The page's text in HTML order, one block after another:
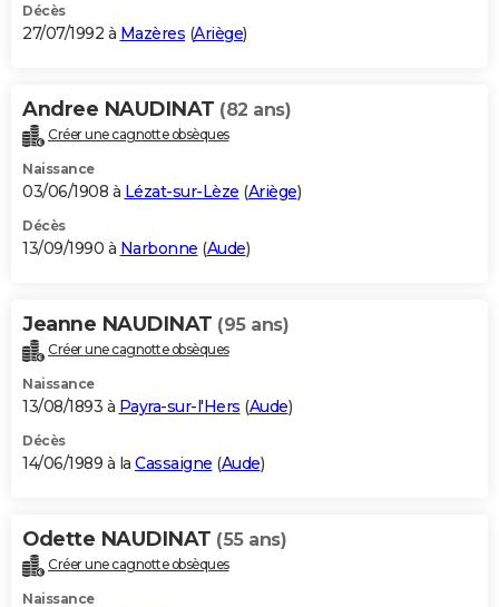
Décès
27/07/1992 à Mazères (Ariège)
Andree NAUDINAT (82 ans)
Créer une cagnotte obsèques
Naissance
03/06/1908 à Lézat-sur-Lèze (Ariège)
Décès
13/09/1990 à Narbonne (Aude)
Jeanne NAUDINAT (95 ans)
Créer une cagnotte obsèques
Naissance
13/08/1893 à Payra-sur-l'Hers (Aude)
Décès
14/06/1989 à la Cassaigne (Aude)
Odette NAUDINAT (55 ans)
Créer une cagnotte obsèques
Naissance